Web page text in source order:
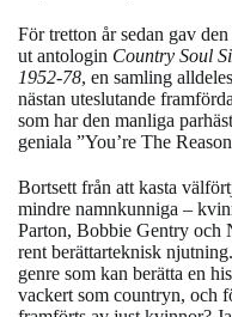
För tretton år sedan gav
ut antologin Country Soul
1952-78, en samling
nästan uteslutande
som har den manliga
geniala ”You’re The
Bortsett från att kasta
mindre namnkunniga –
Parton, Bobbie Gentry och
rent berättarteknisk
genre som kan berätta en
vackert som countryn, och